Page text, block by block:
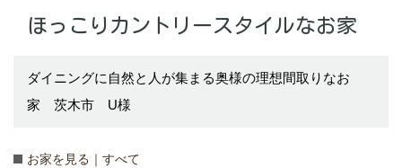
ほっこりカントリースタイルなお家
ダイニングに自然と人が集まる奥様の理想間取りなお
家 茨木市 U様
お家を見る｜すべて